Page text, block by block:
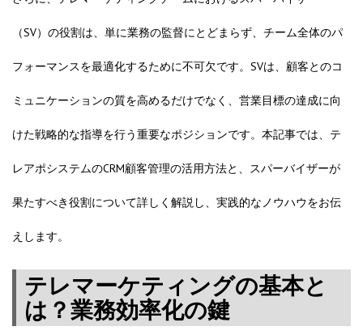
（SV）の役割は、単に業務の監督にとどまらず、チーム全体のパ
フォーマンスを最適化するために不可欠です。SVは、顧客とのコ
ミュニケーションの質を高めるだけでなく、営業目標の達成に向
けた戦略的な指導を行う重要なポジションです。本記事では、テ
レアポシステムのCRM顧客管理の活用方法と、スパーバイザーが
果たすべき役割について詳しく解説し、実践的なノウハウをお伝
えします。
テレマーケティングの基本と
は？業務効率化の鍵